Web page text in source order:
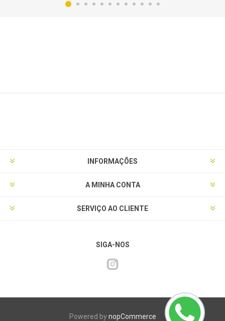
INFORMAÇÕES
A MINHA CONTA
SERVIÇO AO CLIENTE
SIGA-NOS
Powered bynopCommerce